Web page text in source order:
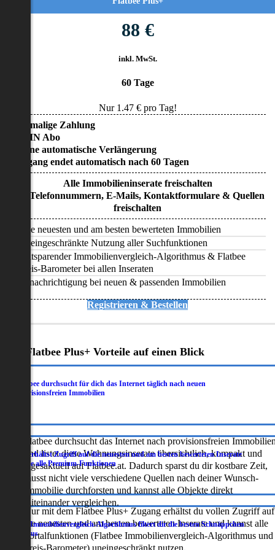
88 €
inkl. MwSt.
60 Tage
Nur 1.47€ pro Tag!
• Einmalige Zahlung
• KEIN Abo
• Keine automatische Verlängerung
• Zugang endet automatisch nach 60 Tagen
Alle Immobilieninserate freischalten
Alle Telefonnummern, E-Mails, Kontaktformulare & Quellen
freischalten
Alle neuesten und am besten bewerteten Immobilien
Uneingeschränkte Nutzung aller Suchfunktionen
Zeitsparender Immobilienvergleich-Algorithmus & Flatbee
Preis-Barometer bei allen Inseraten
Benachrichtigung bei neuen & passenden Immobilien
Registrieren & Bestellen
Flatbee Plus+ Vorteile auf einen Blick
Flatbee durchsucht für dich das Internet täglich nach neuen
provisionsfreien Immobilien
Flatbee durchsucht das Internet nach provisionsfreien
und listet diese Wohnungsinserate übersichtlich, kompakt und
tagesaktuell auf Flatbee.at. Dadurch sparst du dir kostbare Zeit,
musst nicht viele verschiedene Quellen nach deiner Wunsch-
Immobilie durchforsten und kannst alle Objekte direkt
miteinander vergleichen.
Du erhältst Zugriff auf die neuesten und am besten bewerteten Inserate
sowie alle Premium-Funktionen
Nur mit dem Flatbee Plus+ Zugang erhältst du vollen Zugriff auf
die neuesten und am besten bewerteten Inserate und kannst alle
Portalfunktionen (Flatbee Immobilienvergleich-Algorithmus und
Der Immobilienvergleich-Algorithmus filtert dir die besten Schnäppchen
heraus